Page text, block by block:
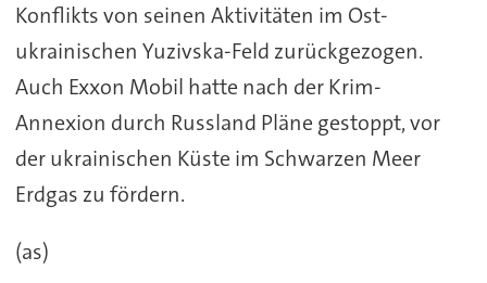
Konflikts von seinen Aktivitäten im Ost-
ukrainischen Yuzivska-Feld zurückgezogen.
Auch Exxon Mobil hatte nach der Krim-
Annexion durch Russland Pläne gestoppt, vor
der ukrainischen Küste im Schwarzen Meer
Erdgas zu fördern.
(as)